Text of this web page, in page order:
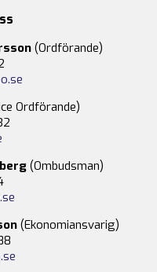
(Ordförande)
Ordförande)
(Ombudsman)
(Ekonomiansvarig)